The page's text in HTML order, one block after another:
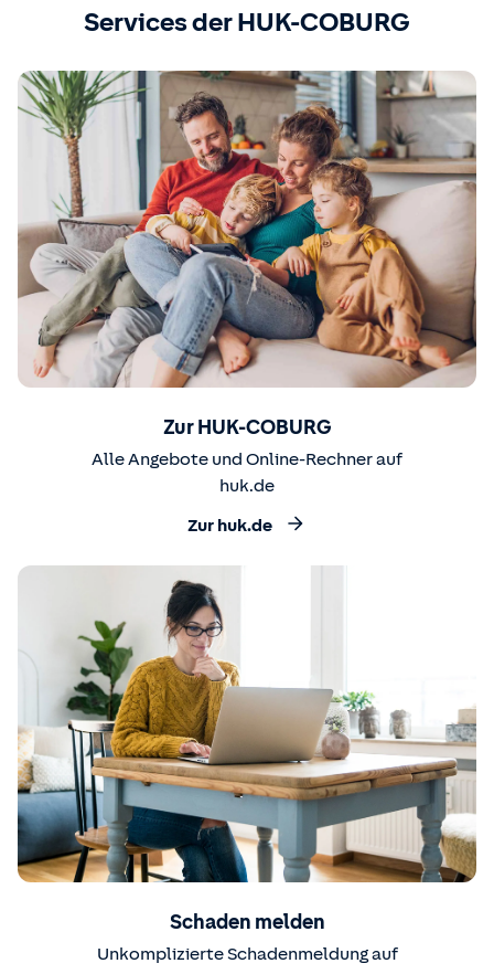
Services der HUK-COBURG
Zur HUK-COBURG
Alle Angebote und Online-Rechner auf
huk.de
Zur huk.de
Schaden melden
Unkomplizierte Schadenmeldung auf